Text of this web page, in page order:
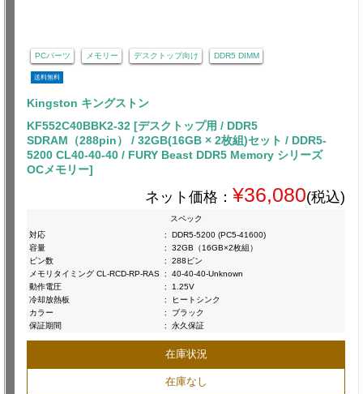
PCパーツ メモリー デスクトップ向け DDR5 DIMM
送料無料
Kingston キングストン
KF552C40BBK2-32 [デスクトップ用 / DDR5
SDRAM（288pin） / 32GB(16GB × 2枚組)セット / DDR5-
5200 CL40-40-40 / FURY Beast DDR5 Memory シリーズ
OCメモリー]
ネット価格： ¥36,080(税込)
スペック
対応
:
DDR5-5200 (PC5-41600)
容量
:
32GB（16GB×2枚組）
ピン数
:
288ピン
メモリタイミング CL-RCD-RP-RAS :
40-40-40-Unknown
動作電圧
:
1.25V
冷却放熱板
:
ヒートシンク
カラー
:
ブラック
保証期間
: 永久保証
在庫状況
在庫なし